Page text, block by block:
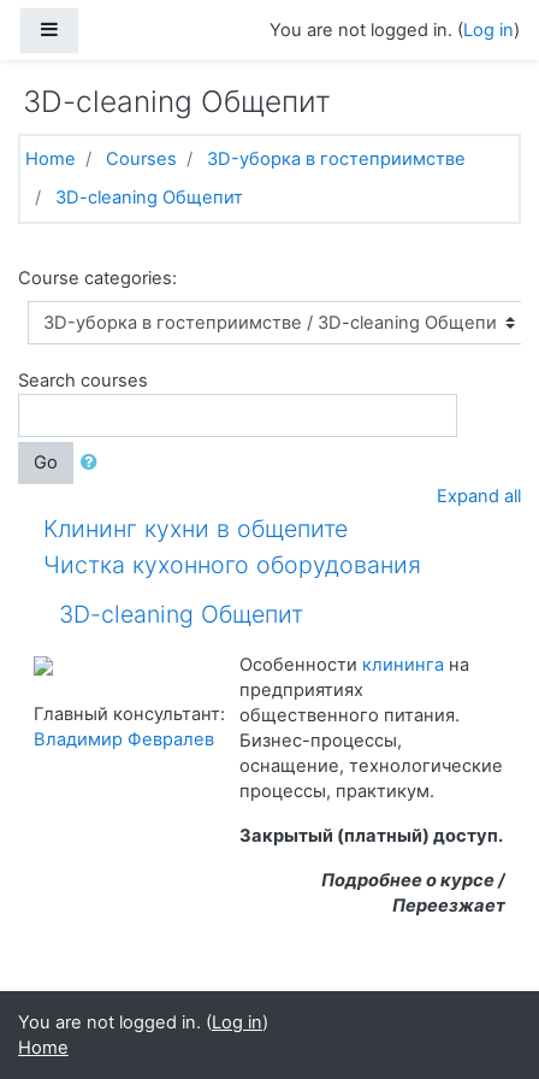
You are not logged in. (Log in)
3D-cleaning Общепит
Home Courses
3D-уборка в гостеприимстве
3D-cleaning Общепит
Course categories:
Search courses
Go
Expand all
Клининг кухни в общепите
Чистка кухонного оборудования
3D-cleaning Общепит
Особенности клинингана
предприятиях
общественного питания.
Бизнес-процессы,
оснащение, технологические
процессы, практикум.
Закрытый (платный) доступ.
Подробнее о курсе /
Переезжает
Главный консультант:
Владимир Февралев
You are not logged in. (Log in)
Home